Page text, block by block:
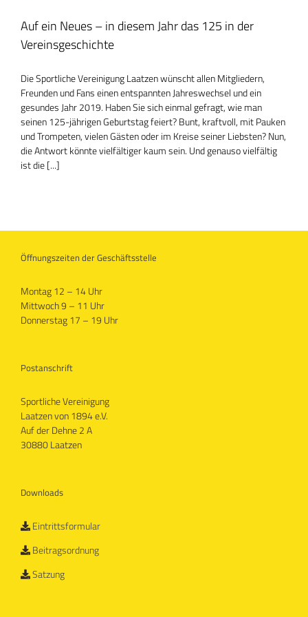
Auf ein Neues – in diesem Jahr das 125 in der
Vereinsgeschichte
Die Sportliche Vereinigung Laatzen wünscht allen Mitgliedern,
Freunden und Fans einen entspannten Jahreswechsel und ein
gesundes Jahr 2019. Haben Sie sich einmal gefragt, wie man
seinen 125-jährigen Geburtstag feiert? Bunt, kraftvoll, mit Pauken
und Trompeten, vielen Gästen oder im Kreise seiner Liebsten? Nun,
die Antwort könnte vielfältiger kaum sein. Und genauso vielfältig
ist die [...]
Öffnungszeiten der Geschäftsstelle
Montag 12 – 14 Uhr
Mittwoch 9 – 11 Uhr
Donnerstag 17 – 19 Uhr
Postanschrift
Sportliche Vereinigung
Laatzen von 1894 e.V.
Auf der Dehne 2 A
30880 Laatzen
Downloads
Eintrittsformular
Beitragsordnung
Satzung